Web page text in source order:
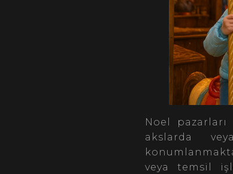
Noel
akslarda
veya temsil